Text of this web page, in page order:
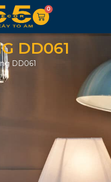
0
DD061
DD061